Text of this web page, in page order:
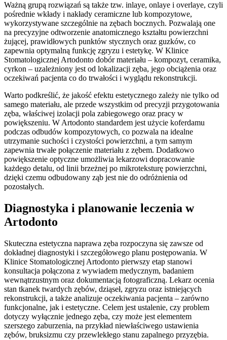
Ważną grupą rozwiązań są także tzw. inlaye, onlaye i overlaye, czyli
pośrednie wkłady i nakłady ceramiczne lub kompozytowe,
wykorzystywane szczególnie na zębach bocznych. Pozwalają one
na precyzyjne odtworzenie anatomicznego kształtu powierzchni
żującej, prawidłowych punktów stycznych oraz guzków, co
zapewnia optymalną funkcję zgryzu i estetykę. W Klinice
Stomatologicznej Artodonto dobór materiału – kompozyt, ceramika,
cyrkon – uzależniony jest od lokalizacji zęba, jego obciążenia oraz
oczekiwań pacjenta co do trwałości i wyglądu rekonstrukcji.
Warto podkreślić, że jakość efektu estetycznego zależy nie tylko od
samego materiału, ale przede wszystkim od precyzji przygotowania
zęba, właściwej izolacji pola zabiegowego oraz pracy w
powiększeniu. W Artodonto standardem jest użycie koferdamu
podczas odbudów kompozytowych, co pozwala na idealne
utrzymanie suchości i czystości powierzchni, a tym samym
zapewnia trwałe połączenie materiału z zębem. Dodatkowo
powiększenie optyczne umożliwia lekarzowi dopracowanie
każdego detalu, od linii brzeżnej po mikroteksturę powierzchni,
dzięki czemu odbudowany ząb jest nie do odróżnienia od
pozostałych.
Diagnostyka i planowanie leczenia w
Artodonto
Skuteczna estetyczna naprawa zęba rozpoczyna się zawsze od
dokładnej diagnostyki i szczegółowego planu postępowania. W
Klinice Stomatologicznej Artodonto pierwszy etap stanowi
konsultacja połączona z wywiadem medycznym, badaniem
wewnątrzustnym oraz dokumentacją fotograficzną. Lekarz ocenia
stan tkanek twardych zębów, dziąseł, zgryzu oraz istniejących
rekonstrukcji, a także analizuje oczekiwania pacjenta – zarówno
funkcjonalne, jak i estetyczne. Celem jest ustalenie, czy problem
dotyczy wyłącznie jednego zęba, czy może jest elementem
szerszego zaburzenia, na przykład niewłaściwego ustawienia
zębów, bruksizmu czy przewlekłego stanu zapalnego przyzębia.